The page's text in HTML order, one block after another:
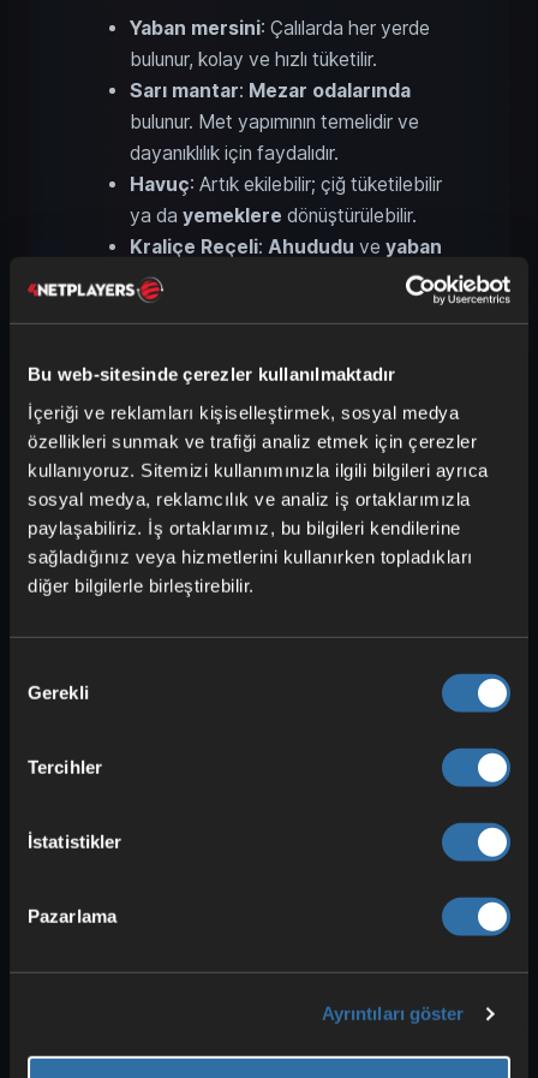
Bu web-sitesinde çerezler kullanılmaktadır
İçeriği ve reklamları kişiselleştirmek, sosyal medya
özellikleri sunmak ve trafiği analiz etmek için çerezler
kullanıyoruz. Sitemizi kullanımınızla ilgili bilgileri ayrıca
sosyal medya, reklamcılık ve analiz iş ortaklarımızla
paylaşabiliriz. İş ortaklarımız, bu bilgileri kendilerine
sağladığınız veya hizmetlerini kullanırken topladıkları
diğer bilgilerle birleştirebilir.
Seçimi
Gerekli
Tercihler
İstatistikler
Pazarlama
Ayrıntıları göster
Yaban mersini: Çalılarda her yerde
bulunur, kolay ve hızlı tüketilir.
Sarı mantar: Mezar odalarında
bulunur. Met yapımının temelidir ve
dayanıklılık için faydalıdır.
Havuç: Artık ekilebilir; çiğ tüketilebilir
ya da yemeklere dönüştürülebilir.
Kraliçe Reçeli: Ahududu ve yaban
mersininden
dayanıklılık
verir.
harikadır;havuçvemantarile
pişirilir.
Daha fazlacan (HP)için yiyecekler:
Domuz eti kurusu (jerky):
StaminaveHPaçısından dengelidir.
Pişmiş et: Geyik veya domuz etinin
ızgarada pişmiş hâli; basit ve sağlam
mağaraları ve Haldor